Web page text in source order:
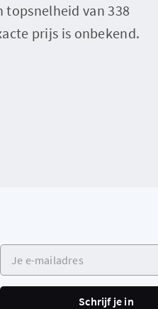
topsnelheid van 338
prijs is onbekend.
Je e-mailadres
Schrijf je in